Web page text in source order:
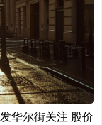
华尔街关注 股价